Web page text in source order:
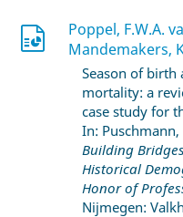
Poppel, F.W.A.
Mandemakers,
Season of birth
mortality: a
case study for
In: Puschmann,
Building
Historical
Honor of
Nijmegen: